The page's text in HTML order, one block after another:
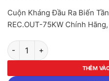
Cuộn Kháng Đầu Ra Biến
REC.OUT-75KW Chính
Cuộn Kháng Đầu Ra Biến
THÊM